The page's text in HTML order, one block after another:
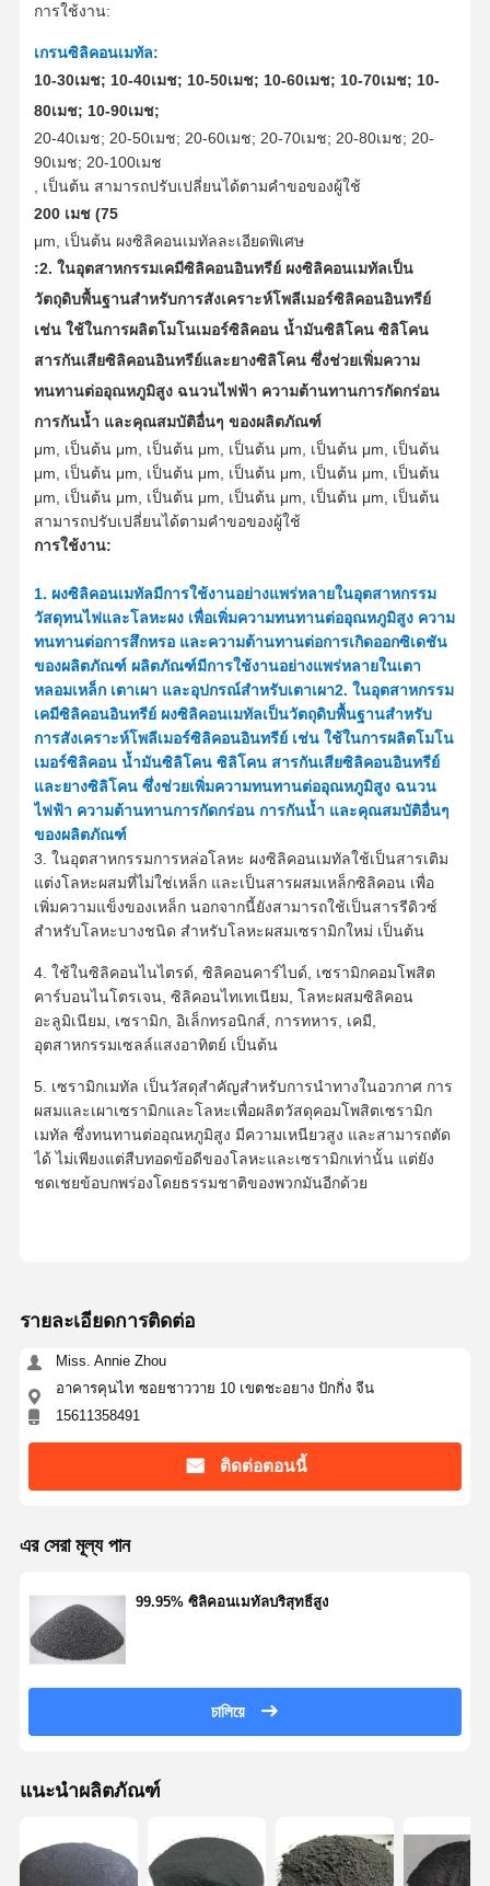
บ้าน
ควบคุม
คุณภาพ
ติดต่อเรา ขออ้าง
ไมโครสเฟียร์ซิลิกากลวง
สารซิลิก้าสับกลม
สับอัลมิเนียกลม
ซิลิกาฟูมแบบไม่ชอบน้ำ
การใช้งาน:
เกรนซิลิคอนเมทัล:
10-30เมช; 10-40เมช; 10-50เมช; 10-60เมช; 10-70เมช; 10-
80เมช; 10-90เมช;
20-40เมช; 20-50เมช; 20-60เมช; 20-70เมช; 20-80เมช; 20-
90เมช; 20-100เมช
, เป็นต้น สามารถปรับเปลี่ยนได้ตามคำขอของผู้ใช้
200 เมช (75
μm , เป็นต้น ผงซิลิคอนเมทัลละเอียดพิเศษ
:2. ในอุตสาหกรรมเคมีซิลิคอนอินทรีย์ ผงซิลิคอนเมทัลเป็น
วัตถุดิบพื้นฐานสำหรับการสังเคราะห์โพลีเมอร์ซิลิคอนอินทรีย์
เช่น ใช้ในการผลิตโมโนเมอร์ซิลิคอน น้ำมันซิลิโคน ซิลิโคน
สารกันเสียซิลิคอนอินทรีย์และยางซิลิโคน ซึ่งช่วยเพิ่มความ
ทนทานต่ออุณหภูมิสูง ฉนวนไฟฟ้า ความต้านทานการกัดกร่อน
การกันน้ำ และคุณสมบัติอื่นๆ ของผลิตภัณฑ์
μm , เป็นต้น μm , เป็นต้น μm , เป็นต้น μm , เป็นต้น μm , เป็นต้น
μm , เป็นต้น μm , เป็นต้น μm , เป็นต้น μm , เป็นต้น μm , เป็นต้น
μm , เป็นต้น μm , เป็นต้น μm , เป็นต้น μm , เป็นต้น μm , เป็นต้น
สามารถปรับเปลี่ยนได้ตามคำขอของผู้ใช้
การใช้งาน:
1. ผงซิลิคอนเมทัลมีการใช้งานอย่างแพร่หลายในอุตสาหกรรม
วัสดุทนไฟและโลหะผง เพื่อเพิ่มความทนทานต่ออุณหภูมิสูง ความ
ทนทานต่อการสึกหรอ และความต้านทานต่อการเกิดออกซิเดชัน
ของผลิตภัณฑ์ ผลิตภัณฑ์มีการใช้งานอย่างแพร่หลายในเตา
หลอมเหล็ก เตาเผา และอุปกรณ์สำหรับเตาเผา2. ในอุตสาหกรรม
เคมีซิลิคอนอินทรีย์ ผงซิลิคอนเมทัลเป็นวัตถุดิบพื้นฐานสำหรับ
การสังเคราะห์โพลีเมอร์ซิลิคอนอินทรีย์ เช่น ใช้ในการผลิตโมโน
เมอร์ซิลิคอน น้ำมันซิลิโคน ซิลิโคน สารกันเสียซิลิคอนอินทรีย์
และยางซิลิโคน ซึ่งช่วยเพิ่มความทนทานต่ออุณหภูมิสูง ฉนวน
ไฟฟ้า ความต้านทานการกัดกร่อน การกันน้ำ และคุณสมบัติอื่นๆ
ของผลิตภัณฑ์
3. ในอุตสาหกรรมการหล่อโลหะ ผงซิลิคอนเมทัลใช้เป็นสารเติม
แต่งโลหะผสมที่ไม่ใช่เหล็ก และเป็นสารผสมเหล็กซิลิคอน เพื่อ
เพิ่มความแข็งของเหล็ก นอกจากนี้ยังสามารถใช้เป็นสารรีดิวซ์
สำหรับโลหะบางชนิด สำหรับโลหะผสมเซรามิกใหม่ เป็นต้น
4. ใช้ในซิลิคอนไนไตรด์, ซิลิคอนคาร์ไบด์, เซรามิกคอมโพสิต
คาร์บอนไนโตรเจน, ซิลิคอนไทเทเนียม, โลหะผสมซิลิคอน
อะลูมิเนียม, เซรามิก, อิเล็กทรอนิกส์, การทหาร, เคมี,
อุตสาหกรรมเซลล์แสงอาทิตย์ เป็นต้น
5. เซรามิกเมทัล เป็นวัสดุสำคัญสำหรับการนำทางในอวกาศ การ
ผสมและเผาเซรามิกและโลหะเพื่อผลิตวัสดุคอมโพสิตเซรามิก
เมทัล ซึ่งทนทานต่ออุณหภูมิสูง มีความเหนียวสูง และสามารถตัด
ได้ ไม่เพียงแต่สืบทอดข้อดีของโลหะและเซรามิกเท่านั้น แต่ยัง
ชดเชยข้อบกพร่องโดยธรรมชาติของพวกมันอีกด้วย
รายละเอียดการติดต่อ
Miss. Annie Zhou
อาคารคุนไท ซอยชาววาย 10 เขตชะอยาง ปักกิ่ง จีน
15611358491
ติดต่อตอนนี้
এর সেরা মূল্য পান
99.95% ซิลิคอนเมทัลบริสุทธิ์สูง
চালিয়ে
แนะนำผลิตภัณฑ์